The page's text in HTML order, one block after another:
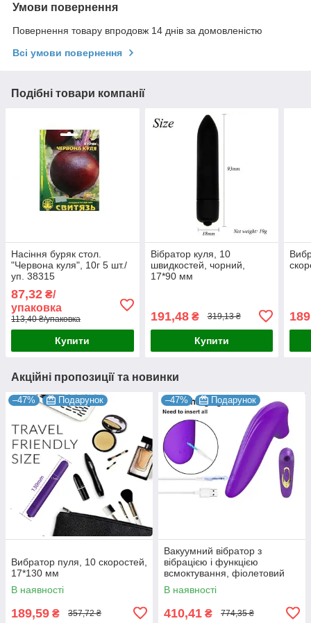
Умови повернення
Повернення товару впродовж 14 днів за домовленістю
Всі умови повернення
Подібні товари компанії
Насіння буряк стол.
"Червона куля", 10г 5 шт./
уп. 38315
87,32 ₴/
упаковка
113,40 ₴/упаковка
Купити
Вібратор куля, 10
швидкостей, чорний,
17*90 мм
191,48₴ 319,13 ₴
Купити
Акційні пропозиції та новинки
–47% Подарунок
Вибратор пуля, 10 скоростей,
17*130 мм
В наявності
189,59 ₴ 357,72 ₴
–47% Подарунок
Вакуумний вібратор з
вібрацією і функцією
всмоктування, фіолетовий
В наявності
410,41 ₴ 774,35 ₴